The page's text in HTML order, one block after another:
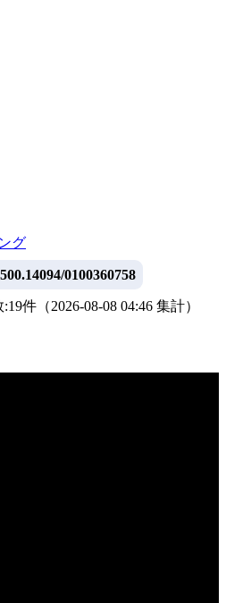
グ
0100360758
:19件 （2026-08-08 04:46 集計）